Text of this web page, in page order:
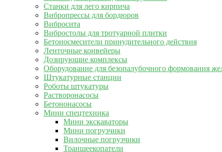
Станки для лего кирпича
Вибропрессы для бордюров
Вибросита
Вибростолы для тротуарной плитки
Бетоносмесители принудительного действия
Ленточные конвейеры
Дозирующие комплексы
Оборудование для безопалубочного формования
Штукатурные станции
Роботы штукатуры
Растворонасосы
Бетононасосы
Мини спецтехника
Мини экскаваторы
Мини погрузчики
Вилочные погрузчики
Траншеекопатели